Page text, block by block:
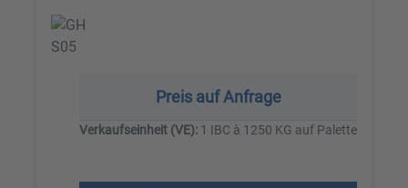
Preis auf Anfrage
Verkaufseinheit (VE): 1 IBC à 1250 KG auf Palette